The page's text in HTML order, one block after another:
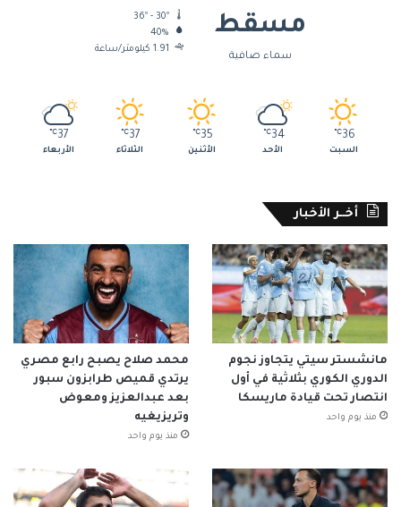
مسقط
سماء صافية
40%
1.91 كيلومتر/ساعة
36
℃
السبت
34
℃
الأحد
35
℃
الأثنين
37
℃
الثلاثاء
37
℃
الأربعاء
أخــر الأخبار
مانشستر سيتي يتجاوز نجوم
الدوري الكوري بثلاثية في أول
انتصار تحت قيادة ماريسكا
منذ يوم واحد
محمد صلاح يصبح رابع مصري
يرتدي قميص طرابزون سبور
بعد عبدالعزيز ومعوض
وتريزيغيه
منذ يوم واحد